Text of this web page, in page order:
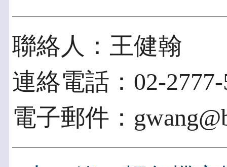
聯絡人：王健翰
連絡電話：02-2777-
電子郵件：